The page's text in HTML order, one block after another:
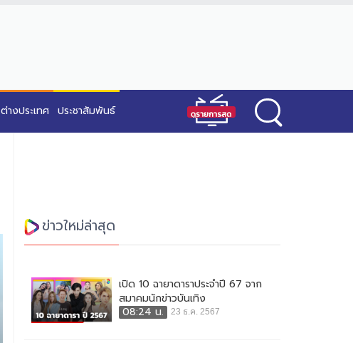
ต่างประเทศ ประชาสัมพันธ์
ข่าวใหม่ล่าสุด
เปิด 10 ฉายาดาราประจำปี 67 จาก
สมาคมนักข่าวบันเทิง
08:24 น.
23 ธ.ค. 2567